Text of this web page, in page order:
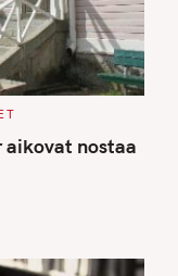
aikovat nostaa